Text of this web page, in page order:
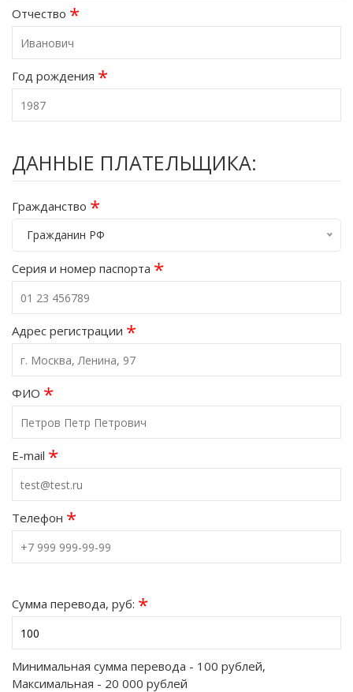
Отчество *
Год рождения *
ДАННЫЕ ПЛАТЕЛЬЩИКА:
Гражданство *
Гражданин РФ
Серия и номер паспорта *
Адрес регистрации *
ФИО *
E-mail *
Телефон *
Сумма перевода, руб: *
Минимальная сумма перевода - 100 рублей,
Максимальная - 20 000 рублей